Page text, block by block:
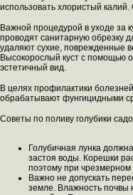
использовать хлористый
Важной процедурой в уходе за
проводят санитарную обрезку
удаляют сухие, поврежденные
Высокорослый куст с помощью
эстетичный вид.
В целях профилактики
обрабатывают фунгицидными
Советы по поливу голубики
Голубичная лунка
застоя воды. Корешки
поэтому при
Важно не допускать
земле. Влажность почвы